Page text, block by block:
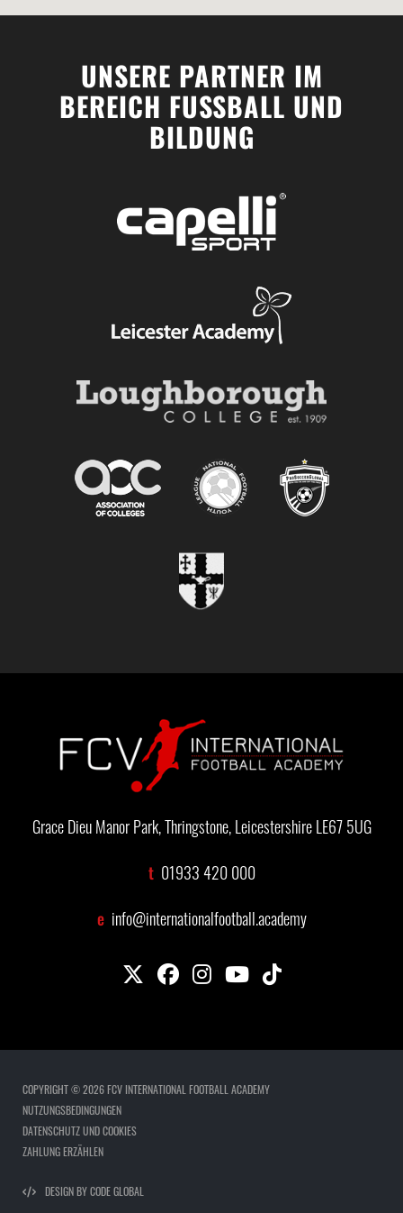
UNSERE PARTNER IM
BEREICH FUSSBALL UND
BILDUNG
Grace Dieu Manor Park, Thringstone, Leicestershire LE67 5UG
t 01933 420 000
e info@internationalfootball.academy
COPYRIGHT © 2026 FCV INTERNATIONAL FOOTBALL ACADEMY
NUTZUNGSBEDINGUNGEN
DATENSCHUTZ UND COOKIES
ZAHLUNG ERZÄHLEN
DESIGN BY CODE GLOBAL